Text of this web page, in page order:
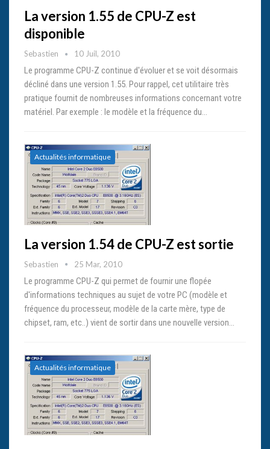
La version 1.55 de CPU-Z est
disponible
Sebastien 10 Juil, 2010
Le programme CPU-Z continue d'évoluer et se voit désormais
décliné dans une version 1.55. Pour rappel, cet utilitaire très
pratique fournit de nombreuses informations concernant votre
matériel. Par exemple : le modèle et la fréquence du…
Actualités informatique
La version 1.54 de CPU-Z est sortie
Sebastien 25 Mar, 2010
Le programme CPU-Z qui permet de fournir une flopée
d'informations techniques au sujet de votre PC (modèle et
fréquence du processeur, modèle de la carte mère, type de
chipset, ram, etc..) vient de sortir dans une nouvelle version…
Actualités informatique